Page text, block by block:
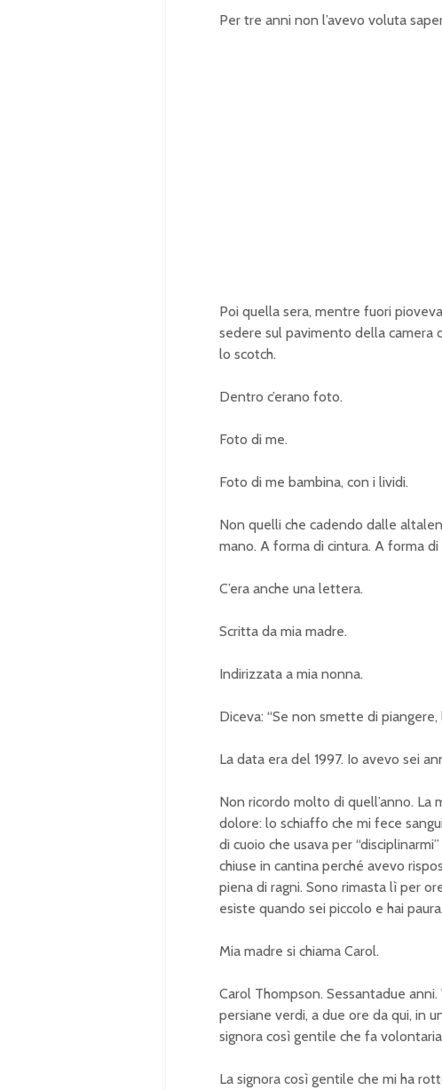
Per tre anni non l’avevo voluta
Poi quella sera, mentre fuori
sedere sul pavimento della camera
lo scotch.
Dentro c’erano foto.
Foto di me.
Foto di me bambina, con i lividi.
Non quelli che cadendo dalle
mano. A forma di cintura. A forma
C’era anche una lettera.
Scritta da mia madre.
Indirizzata a mia nonna.
Diceva: “Se non smette di piangere,
La data era del 1997. Io avevo sei
Non ricordo molto di quell’anno. La
dolore: lo schiaffo che mi fece
di cuoio che usava per
chiuse in cantina perché avevo
piena di ragni. Sono rimasta lì per
esiste quando sei piccolo e hai paura.
Mia madre si chiama Carol.
Carol Thompson. Sessantadue
persiane verdi, a due ore da qui, in
signora così gentile che fa
La signora così gentile che mi ha